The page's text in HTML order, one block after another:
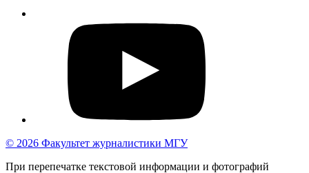
© 2026 Факультет журналистики МГУ
При перепечатке текстовой информации и фотографий